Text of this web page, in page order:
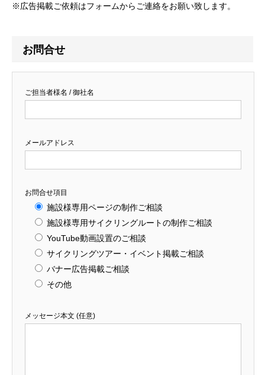
※広告掲載ご依頼はフォームからご連絡をお願い致します。
お問合せ
ご担当者様名 / 御社名
メールアドレス
お問合せ項目
施設様専用ページの制作ご相談
施設様専用サイクリングルートの制作ご相談
YouTube動画設置のご相談
サイクリングツアー・イベント掲載ご相談
バナー広告掲載ご相談
その他
メッセージ本文 (任意)